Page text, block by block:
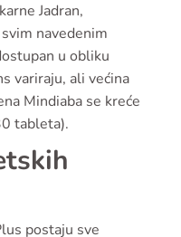
Jadran,
navedenim
u obliku
variraju, ali većina
Mindiaba se kreće
tableta).
postaju sve